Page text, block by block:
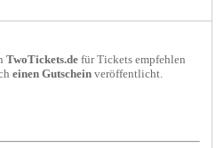
TwoTickets.de fürTickets empfehlen
einen Gutschein veröffentlicht.